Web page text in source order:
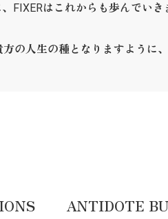
FIXERはこれからも歩んでいき
の人生の種となりますように、
ANTIDOTE